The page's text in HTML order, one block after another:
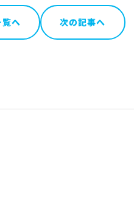
へ 次の記事へ